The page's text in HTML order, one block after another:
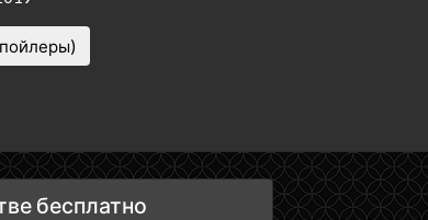
бесплатно